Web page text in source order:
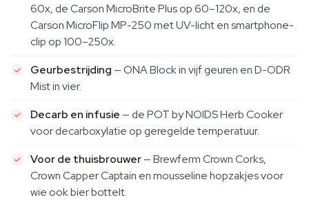
60x, de Carson MicroBrite Plus op 60–120x, en de
Carson MicroFlip MP-250 met UV-licht en smartphone-
clip op 100–250x.
Geurbestrijding — ONA Block in vijf geuren en D-ODR
Mist in vier.
Decarb en infusie — de POT by NOIDS Herb Cooker
voor decarboxylatie op geregelde temperatuur.
Voor de thuisbrouwer— Brewferm Crown Corks,
Crown Capper Captain en mousseline hopzakjes voor
wie ook bier bottelt.